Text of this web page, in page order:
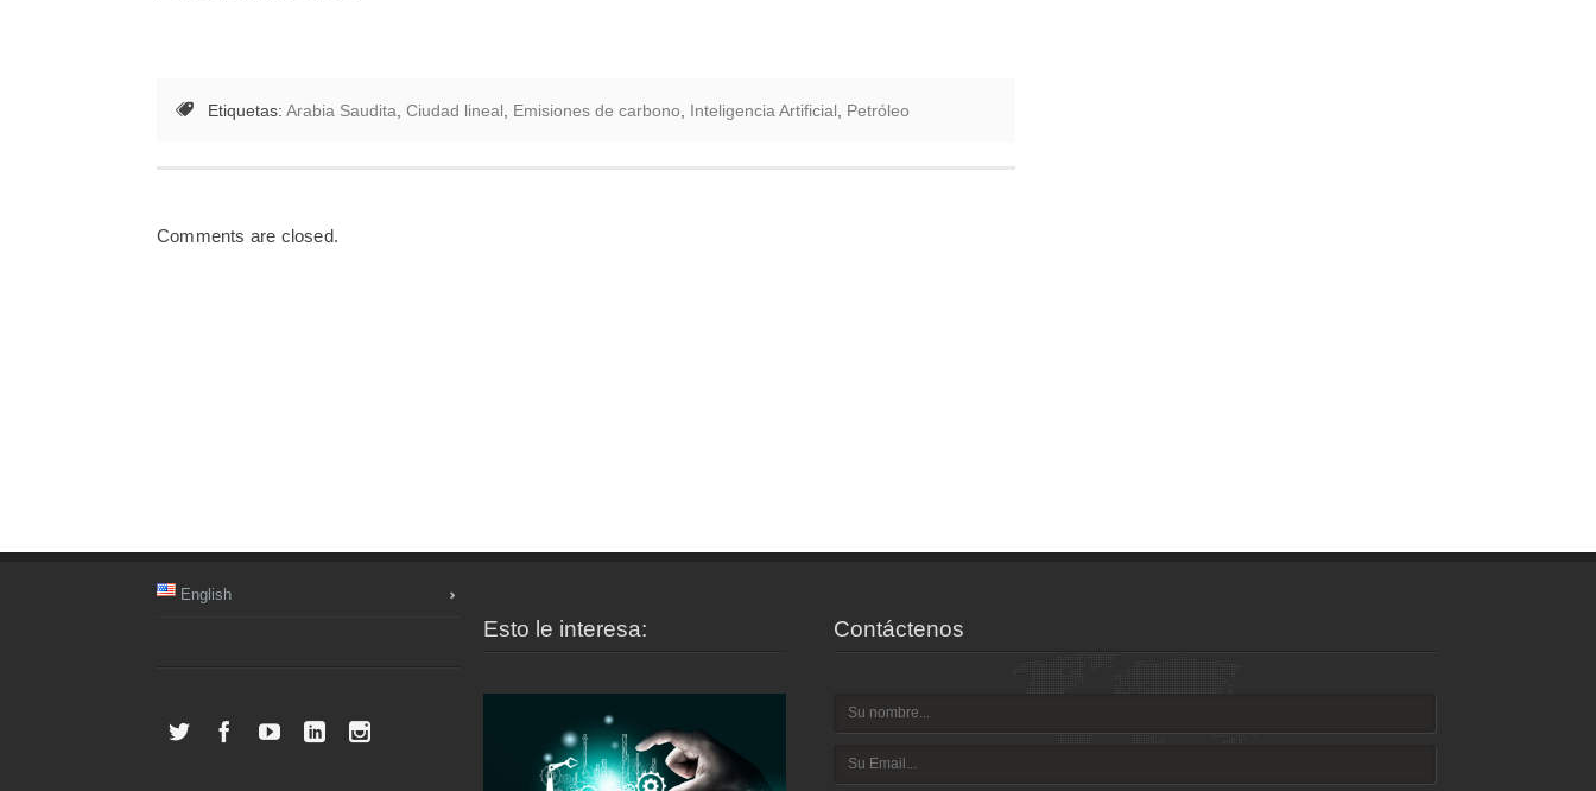
Etiquetas: Arabia Saudita Ciudad lineal Emisiones de carbono Inteligencia Artificial Petróleo
Comments are closed.
English
Esto le interesa: Contáctenos